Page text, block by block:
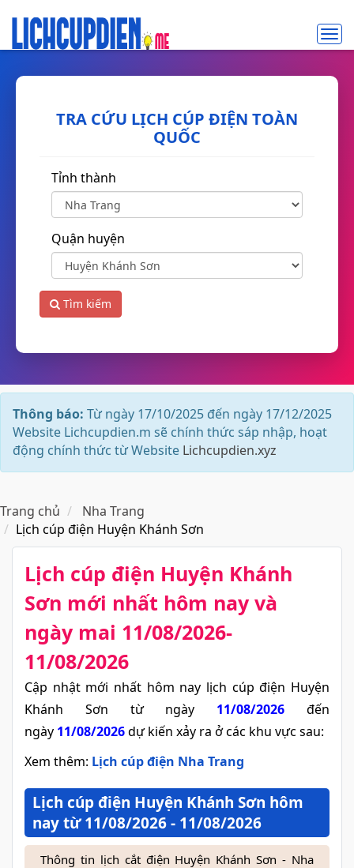
TRA CỨU LỊCH CÚP ĐIỆN TOÀN
QUỐC
Tỉnh thành
Quận huyện
Tìm kiếm
Thông báo: Từ ngày 17/10/2025 đến ngày 17/12/2025
Website Lichcupdien.m sẽ chính thức sáp nhập, hoạt
động chính thức từ Website Lichcupdien.xyz
Trang chủ
Nha Trang
Lịch cúp điện Huyện Khánh Sơn
Lịch cúp điện Huyện Khánh
Sơn​ mới nhất hôm nay và
ngày mai 11/08/2026-
11/08/2026
Cập nhật mới nhất hôm nay lịch cúp điện Huyện
Khánh Sơn từ ngày
11/08/2026 đến
ngày 11/08/2026dự kiến xảy ra ở các khu vực sau:
Xem thêm: Lịch cúp điện Nha Trang
Lịch cúp điện Huyện Khánh Sơn hôm
nay từ 11/08/2026 - 11/08/2026
Thông tin lịch cắt điện Huyện Khánh Sơn - Nha